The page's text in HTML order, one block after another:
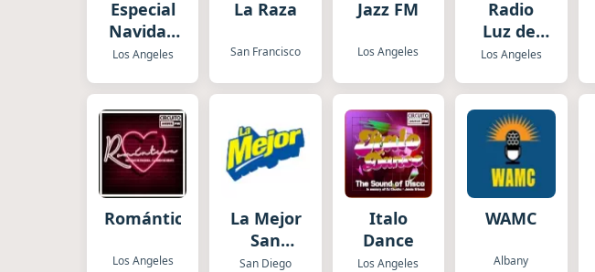
Especial
Navidad
Uni
Los Angeles
La Raza
San Francisco
Jazz FM
Los Angeles
Radio
Luz del
Evangelio
Los Angeles
Romántica
Los Angeles
La Mejor
San
Diego
San Diego
Italo
Dance
Los Angeles
WAMC
Albany